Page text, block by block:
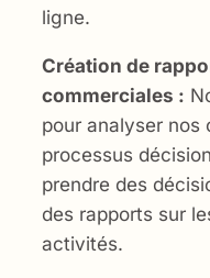
ligne.
Création de
commerciales :
pour analyser nos
processus
prendre des
des rapports sur
activités.